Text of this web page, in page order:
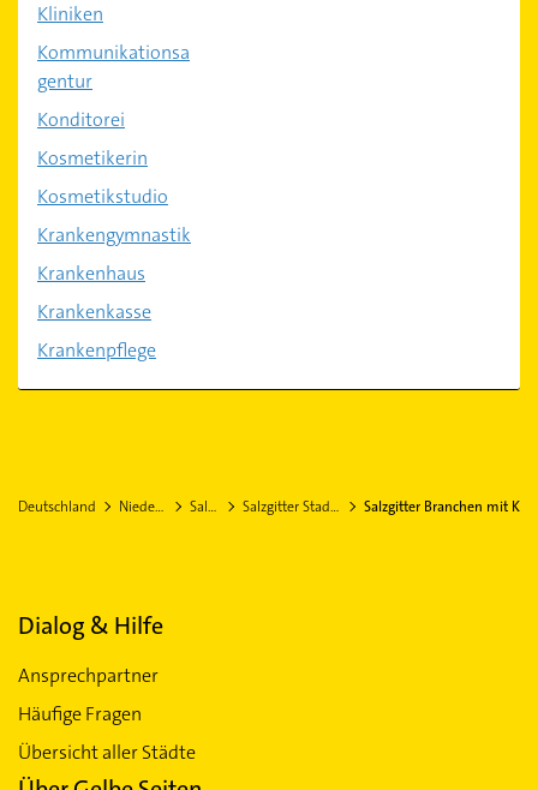
Kliniken
Kommunikationsa
gentur
Konditorei
Kosmetikerin
Kosmetikstudio
Krankengymnastik
Krankenhaus
Krankenkasse
Krankenpflege
Deutschland Niedersachsen Salzgitter Salzgitter Stadtteil Lebenstedt Salzgitter Branchen mit K
Dialog & Hilfe
Ansprechpartner
Häufige Fragen
Übersicht aller Städte